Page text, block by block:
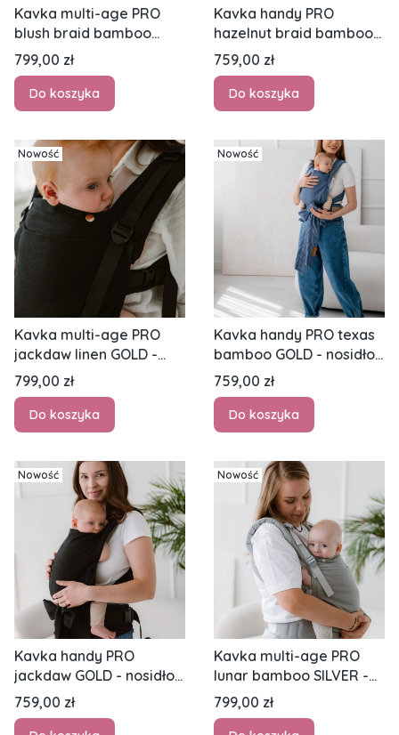
Kavka multi-age PRO
blush braid bamboo
SILVER - nosidło
klamrowe regulowane
Cena
799,00 zł
Do koszyka
Kavka handy PRO
hazelnut braid bamboo
GOLD - nosidło
hybrydowe regulowane
Cena
759,00 zł
Do koszyka
Nowość
Kavka multi-age PRO
jackdaw linen GOLD -
nosidło klamrowe
reguulowane
Cena
799,00 zł
Do koszyka
Nowość
Kavka handy PRO texas
bamboo GOLD - nosidło
hybrydowe regulowane
Cena
759,00 zł
Do koszyka
Nowość
Kavka handy PRO
jackdaw GOLD - nosidło
hybrydowe regulowane
Cena
759,00 zł
Nowość
Kavka multi-age PRO
lunar bamboo SILVER -
nosidło klamrowe
regulowane
Cena
799,00 zł